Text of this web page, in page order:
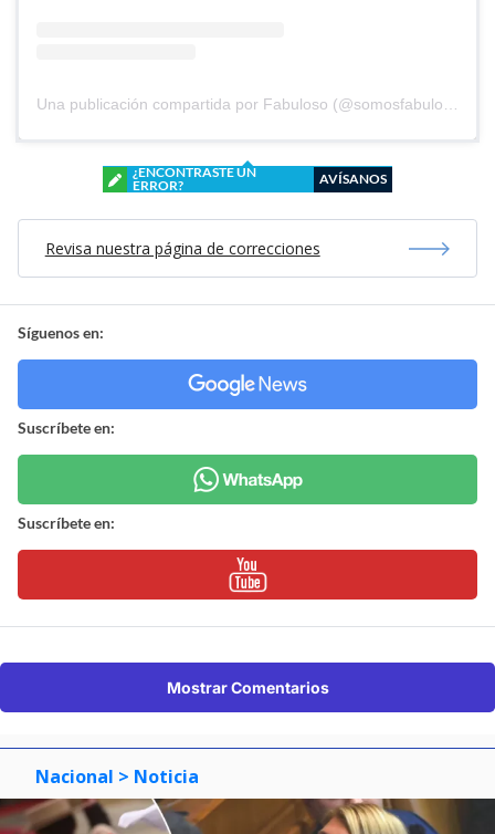
Una publicación compartida por Fabuloso (@somosfabuloso)
¿ENCONTRASTE UN
ERROR?
AVÍSANOS
Revisa nuestra página de correcciones
Síguenos en:
Suscríbete en:
Suscríbete en:
Mostrar Comentarios
Nacional > Noticia